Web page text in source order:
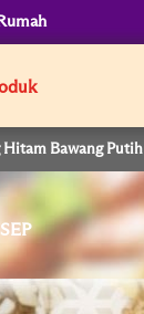
Hitam Bawang Putih